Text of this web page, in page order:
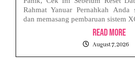
Rahmat Yanuar Pernahkah Anda
dan memasang pembaruan sistem
Read More
August 7, 2026